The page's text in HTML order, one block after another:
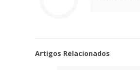
Artigos Relacionados